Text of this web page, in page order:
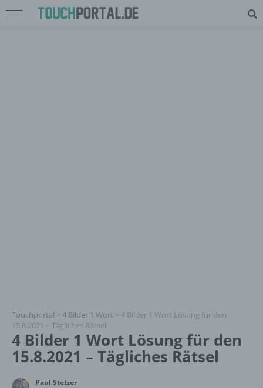
Touchportal > 4 Bilder 1 Wort > 4 Bilder 1 Wort Lösung für den
15.8.2021 – Tägliches Rätsel
4 Bilder 1 Wort Lösung für den
15.8.2021 – Tägliches Rätsel
Paul Stelzer